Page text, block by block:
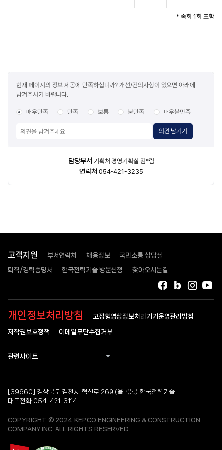
* 속회 1회 포함
만족도
조사
현재 페이지의 정보 제공에 만족하십니까? 개선/건의사항이 있으면 아래에
남겨주시기 바랍니다.
매우만족 만족 보통 불만족 매우불만족
의견 남기기
담당부서 기획처 경영기획실 김*림
연락처 054-421-3235
고객지원 부서연락처 채용정보 국민소통 상담실
퇴직/경력증명서 한국전력기술 방문신청 찾아오시는길
인스
블로그
페이스북
개인정보처리방침 고정형영상정보처리기기운영관리방침
저작권보호정책 이메일무단수집거부
관련사이트
[39660] 경상북도 김천시 혁신로 269 (율곡동) 한국전력기술
대표전화 054-421-3114
COPYRIGHT © 2024 KEPCO ENGINEERING & CONSTRUCTION
COMPANY.INC. ALL RIGHTS RESERVED.